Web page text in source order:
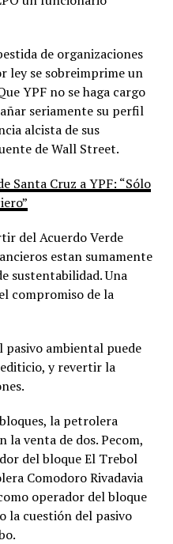
de organizaciones
ley se sobreimprime un
YPF no se haga cargo
seriamente su perfil
alcista de sus
de Wall Street.
Santa Cruz a YPF: “Sólo
del Acuerdo Verde
estan sumamente
sustentabilidad. Una
compromiso de la
pasivo ambiental puede
y revertir la
la petrolera
la venta de dos. Pecom,
del bloque El Trebol
Comodoro Rivadavia
operador del bloque
la cuestión del pasivo